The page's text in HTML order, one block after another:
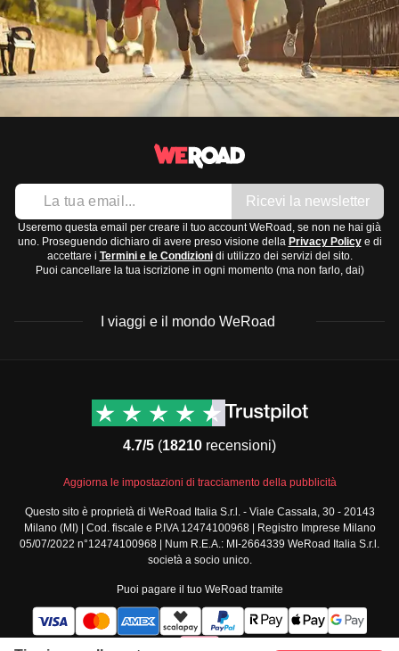
Ricevi la newsletter
Useremo questa email per creare il tuo account WeRoad, se non ne hai già
uno. Proseguendo dichiaro di avere preso visione della Privacy Policye di
accettare i Termini e le Condizionidi utilizzo dei servizi del sito.
Puoi cancellare la tua iscrizione in ogni momento (ma non farlo, dai)
I viaggi e il mondo WeRoad
Viaggi di gruppo Nord
Viaggi di gruppo Centro
Viaggi di gruppo Sud
America
Viaggi di gruppo Africa
Viaggi di gruppo Medio
Viaggi di gruppo Asia
Viaggi di gruppo Europa
Viaggi di gruppo Nord
Contatti
Termini e condizioni
Condizioni generali
standard
Policy annullamento
viaggio
Cookie policy
Privacy policy
Security
4.7/5 (18210 recensioni)
Aggiorna le impostazioni di tracciamento della pubblicità
Questo sito è proprietà di WeRoad Italia S.r.l. - Viale Cassala, 30 - 20143
Milano (MI) | Cod. fiscale e P.IVA 12474100968 | Registro Imprese Milano
05/07/2022 n°12474100968 | Num R.E.A.: MI-2664339 WeRoad Italia S.r.l.
società a socio unico.
Puoi pagare il tuo WeRoad tramite